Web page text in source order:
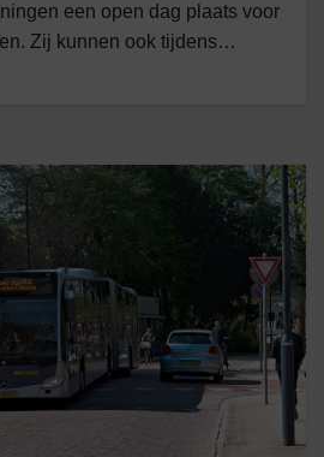
een open dag plaats voor
Zij kunnen ook tijdens…